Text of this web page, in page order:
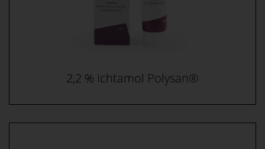
2,2 % Ichtamol Polysan®